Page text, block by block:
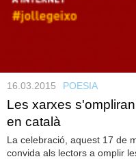
16.03.2015 POESIA
Les xarxes
en català
La celebració, aquest 17 de
convida als lectors a omplir